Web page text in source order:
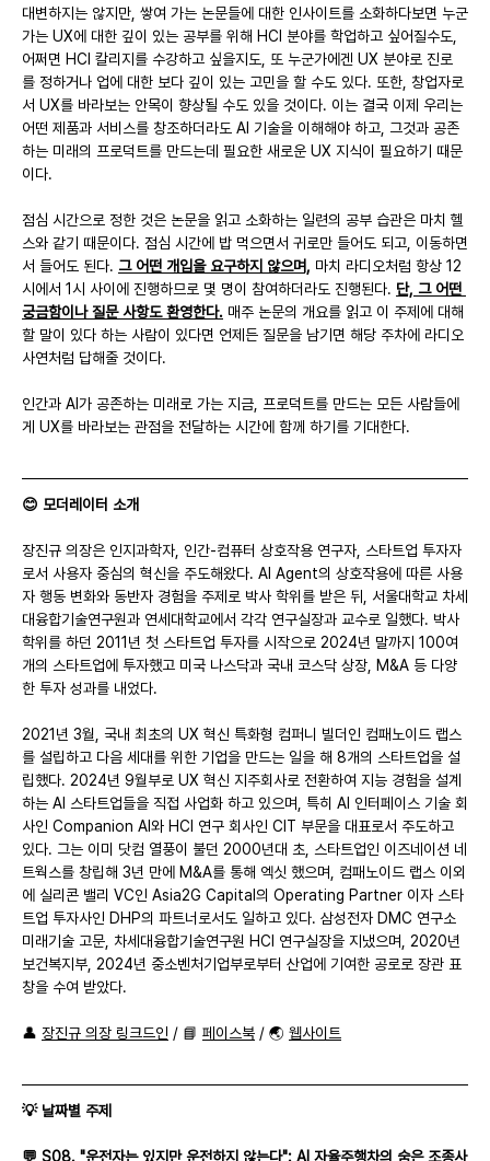
대변하지는 않지만, 쌓여 가는 논문들에 대한 인사이트를 소화하다보면 누군
가는 UX에 대한 깊이 있는 공부를 위해 HCI 분야를 학업하고 싶어질수도,
어쩌면 HCI 칼리지를 수강하고 싶을지도, 또 누군가에겐 UX 분야로 진로
를 정하거나 업에 대한 보다 깊이 있는 고민을 할 수도 있다. 또한, 창업자로
서 UX를 바라보는 안목이 향상될 수도 있을 것이다. 이는 결국 이제 우리는
어떤 제품과 서비스를 창조하더라도 AI 기술을 이해해야 하고, 그것과 공존
하는 미래의 프로덕트를 만드는데 필요한 새로운 UX 지식이 필요하기 때문
이다.
점심 시간으로 정한 것은 논문을 읽고 소화하는 일련의 공부 습관은 마치 헬
스와 같기 때문이다. 점심 시간에 밥 먹으면서 귀로만 들어도 되고, 이동하면
서 들어도 된다. 그 어떤 개입을 요구하지 않으며, 마치 라디오처럼 항상 12
시에서 1시 사이에 진행하므로 몇 명이 참여하더라도 진행된다. 단, 그 어떤
궁금함이나 질문 사항도 환영한다. 매주 논문의 개요를 읽고 이 주제에 대해
할 말이 있다 하는 사람이 있다면 언제든 질문을 남기면 해당 주차에 라디오
사연처럼 답해줄 것이다.
인간과 AI가 공존하는 미래로 가는 지금, 프로덕트를 만드는 모든 사람들에
게 UX를 바라보는 관점을 전달하는 시간에 함께 하기를 기대한다.
😊 모더레이터 소개
장진규 의장은 인지과학자, 인간-컴퓨터 상호작용 연구자, 스타트업 투자자
로서 사용자 중심의 혁신을 주도해왔다. AI Agent의 상호작용에 따른 사용
자 행동 변화와 동반자 경험을 주제로 박사 학위를 받은 뒤, 서울대학교 차세
대융합기술연구원과 연세대학교에서 각각 연구실장과 교수로 일했다. 박사
학위를 하던 2011년 첫 스타트업 투자를 시작으로 2024년 말까지 100여
개의 스타트업에 투자했고 미국 나스닥과 국내 코스닥 상장, M&A 등 다양
한 투자 성과를 내었다.
2021년 3월, 국내 최초의 UX 혁신 특화형 컴퍼니 빌더인 컴패노이드 랩스
를 설립하고 다음 세대를 위한 기업을 만드는 일을 해 8개의 스타트업을 설
립했다. 2024년 9월부로 UX 혁신 지주회사로 전환하여 지능 경험을 설계
하는 AI 스타트업들을 직접 사업화 하고 있으며, 특히 AI 인터페이스 기술 회
사인 Companion AI와 HCI 연구 회사인 CIT 부문을 대표로서 주도하고
있다. 그는 이미 닷컴 열풍이 불던 2000년대 초, 스타트업인 이즈네이션 네
트웍스를 창립해 3년 만에 M&A를 통해 엑싯 했으며, 컴패노이드 랩스 이외
에 실리콘 밸리 VC인 Asia2G Capital의 Operating Partner 이자 스타
트업 투자사인 DHP의 파트너로서도 일하고 있다. 삼성전자 DMC 연구소
미래기술 고문, 차세대융합기술연구원 HCI 연구실장을 지냈으며, 2020년
보건복지부, 2024년 중소벤처기업부로부터 산업에 기여한 공로로 장관 표
창을 수여 받았다.
👤 장진규 의장 링크드인 / 📘 페이스북 / 🌏 웹사이트
💡 날짜별 주제
💬 S08. "운전자는 있지만 운전하지 않는다": AI 자율주행차의 숨은 조종사